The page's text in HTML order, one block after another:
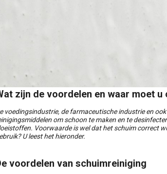
zijn de voordelen en waar moet
voedingsindustrie, de farmaceutische industrie en
om schoon te maken en te
Voorwaarde is wel dat het schuim correct
U leest het hieronder.
voordelen van schuimreiniging